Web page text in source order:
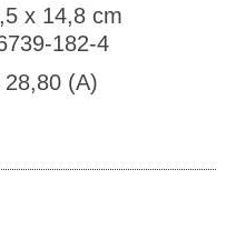
x 14,8 cm
182-4
28,80 (A)